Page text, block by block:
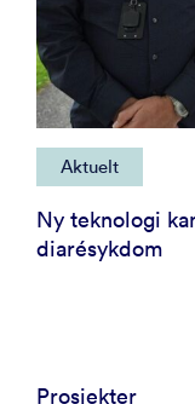
Aktuelt
Ny teknologi
diarésykdom
Prosjekter